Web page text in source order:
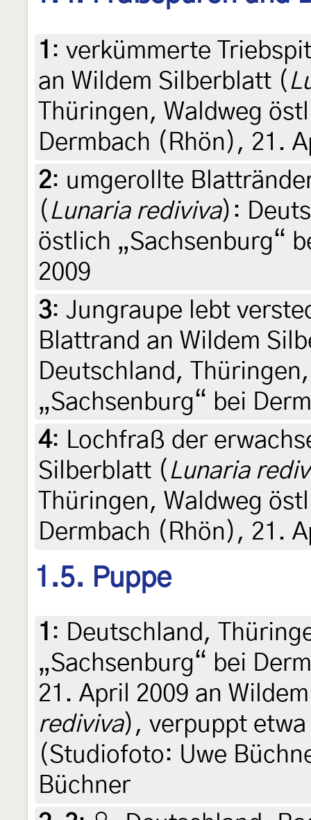
1 : verkümmerte
an Wildem Silberblatt (
Thüringen, Waldweg
Dermbach (Rhön), 21.
2: umgerollte
( Lunaria rediviva):
östlich „Sachsenburg“
2009
3: Jungraupe lebt
Blattrand an Wildem
Deutschland,
„Sachsenburg“ bei
4: Lochfraß der
Silberblatt ( Lunaria
Thüringen, Waldweg
Dermbach (Rhön), 21.
1.5. Puppe
1 : Deutschland,
„Sachsenburg“ bei
21. April 2009 an
rediviva), verpuppt etwa
(Studiofoto: Uwe
Büchner